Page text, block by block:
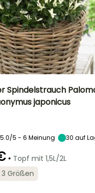
Geeigneter
Zeitraum für die
Pflanzung
Spindelstrauch
japonicus
5.0/5 - 6 Meinung 30 auf
• Topf mit 1,5L/2L
Größen